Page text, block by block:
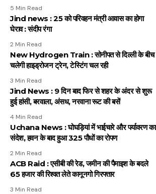
5 Min Read
Jind news : 25 को परिवहन मंत्री आवास का होगा
घेराव : संदीप रंगा
2 Min Read
New Hydrogen Train : सोनीपत से दिल्ली के बीच
चलेगी हाइड्रोजन ट्रेन, टेस्टिंग चल रही
3 Min Read
Jind News : 9 दिन बाद फिर से शहर के अंदर से शुरू
हुई हांसी, बरवाला, अंसध, नरवाना रूट की बसें
4 Min Read
Uchana News : घोघड़ियां में भाईचारे और पर्यावरण का
संदेश, हवन के बाद हुआ 325 पौधों का रोपण
2 Min Read
ACB Raid : एसीबी की रेड, जमीन की पैमाइश के बदले
65 हजार की रिश्वत लेते कानूनगो गिरफ्तार
3 Min Read